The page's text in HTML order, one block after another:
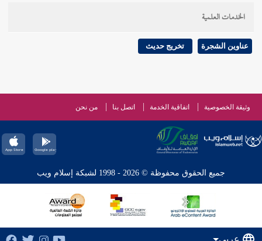
الخدمات العلمية
عناوين الشجرة تخريج حديث
وثيقة الخصوصية اتفاقية الخدمة اتصل بنا من نحن
جميع الحقوق محفوظة © 2026 - 1998 لشبكة إسلام ويب